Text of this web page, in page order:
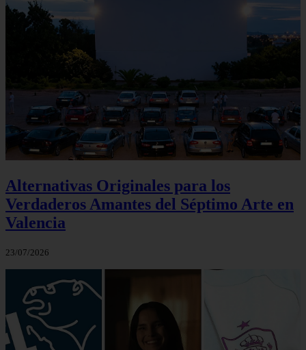
Alternativas Originales para los
Verdaderos Amantes del Séptimo Arte en
Valencia
23/07/2026